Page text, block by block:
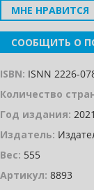
МНЕ НРАВИТСЯ
СООБЩИТЬ О
ISBN: ISNN 2226-
Количество
Год издания: 2021
Издатель:
Вес: 555
Артикул: 8893